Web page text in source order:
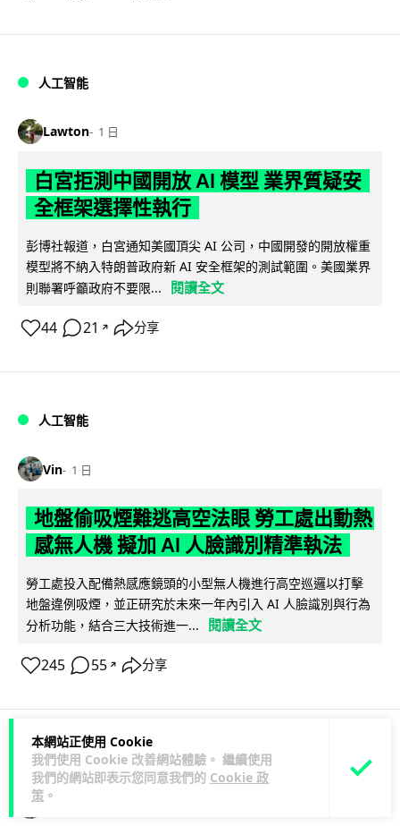
本網站正使用 Cookie
我們使用 Cookie 改善網站體驗。 繼續使用
我們的網站即表示您同意我們的 Cookie 政
策 。
人工智能
Lawton 1 日
白宮拒測中國開放 AI 模型 業界質疑安
全框架選擇性執行
彭博社報道，白宮通知美國頂尖 AI 公司，中國開發的開放權重
模型將不納入特朗普政府新 AI 安全框架的測試範圍。美國業界
則聯署呼籲政府不要限...
閱讀全文
44 21 ↗ 分享
人工智能
Vin 1 日
地盤偷吸煙難逃高空法眼 勞工處出動熱
感無人機 擬加 AI 人臉識別精準執法
勞工處投入配備熱感應鏡頭的小型無人機進行高空巡邏以打擊
地盤違例吸煙，並正研究於未來一年內引入 AI 人臉識別與行為
分析功能，結合三大技術進一...
閱讀全文
245 55 ↗ 分享
人工智能
Lawton